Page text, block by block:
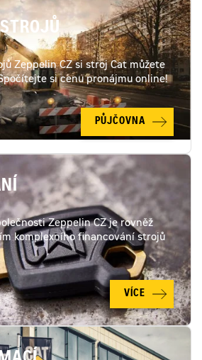
Zeppelin CZ si stroj Cat můžete
si cenu pronájmu online!
PŮJČOVNA
Zeppelin CZ je rovněž
komplexního financování strojů
VÍCE